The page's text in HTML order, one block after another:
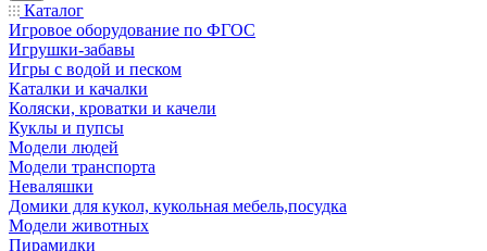
Каталог
Игровое оборудование по ФГОС
Игрушки-забавы
Игры с водой и песком
Каталки и качалки
Коляски, кроватки и качели
Куклы и пупсы
Модели людей
Модели транспорта
Неваляшки
Домики для кукол, кукольная мебель,посудка
Модели животных
Пирамидки